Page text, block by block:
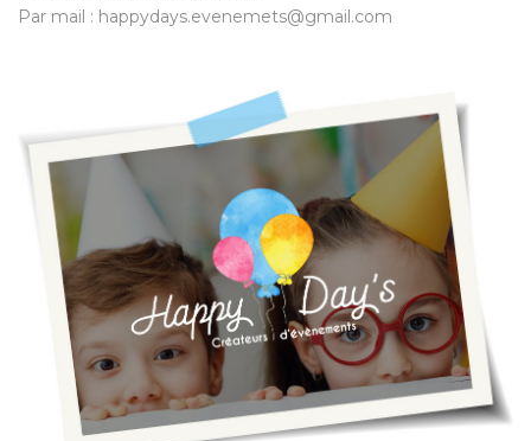
Par mail : happydays.evenemets@gmail.com